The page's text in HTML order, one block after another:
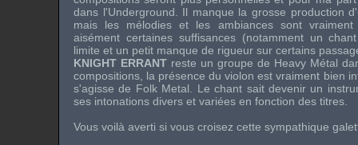
dans l'Underground. Il manque la grosse production
mais les mélodies et les ambiances sont vraiment
aisément certaines suffisances (notamment un
limite et un petit manque de rigueur sur certains
KNIGHT ERRANT reste un groupe de Heavy Métal
compositions, la présence du violon est vraiment bien
s'agisse de Folk Metal. Le chant sait devenir un
ses intonations divers et variées en fonction des titres.
Vous voilà averti si vous croisez cette sympathique